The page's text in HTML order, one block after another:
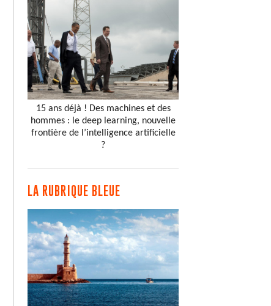
15 ans déjà ! Des machines et des
hommes : le deep learning, nouvelle
frontière de l’intelligence artificielle
?
LA RUBRIQUE BLEUE